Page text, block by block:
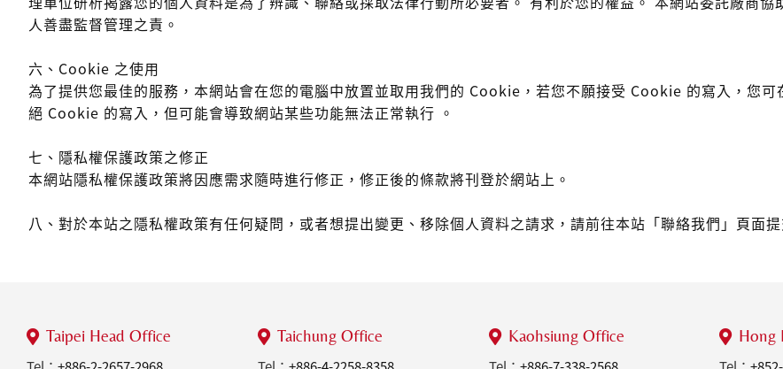
人善盡監督管理之責。
六、Cookie 之使用
為了提供您最佳的服務，本網站會在您的電腦中放置並取用我們的 Cookie，若您不願接受 Cookie 的寫入，您
絕 Cookie 的寫入，但可能會導致網站某些功能無法正常執行 。
七、隱私權保護政策之修正
本網站隱私權保護政策將因應需求隨時進行修正，修正後的條款將刊登於網站上。
八、對於本站之隱私權政策有任何疑問，或者想提出變更、移除個人資料之請求，請前往本站「聯絡我們」頁
Taipei Head Office
Taichung Office
Kaohsiung Office
Hong